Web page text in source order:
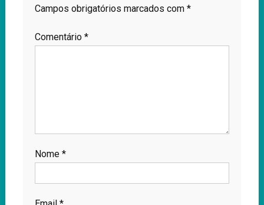
Campos obrigatórios marcados com *
Comentário *
Nome *